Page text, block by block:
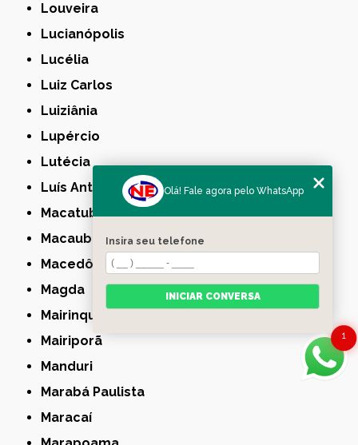
Louveira
Lucianópolis
Lucélia
Luiz Carlos
Luiziânia
Lupércio
Lutécia
Luís Antônio
Macatuba
Macaubal
Macedônia
Magda
Mairinque
Mairiporã
Manduri
Marabá Paulista
Maracaí
1
Olá! Fale agora pelo WhatsApp
Insira seu telefone
INICIAR CONVERSA